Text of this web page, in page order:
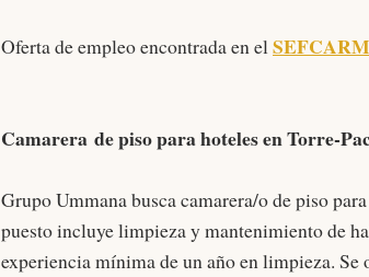
Oferta de empleo encontrada en elSEFCARM
Camarera de piso para hoteles en Torre-
Grupo Ummana busca camarera/o de piso
puesto incluye limpieza y mantenimiento de
experiencia mínima de un año en limpieza.